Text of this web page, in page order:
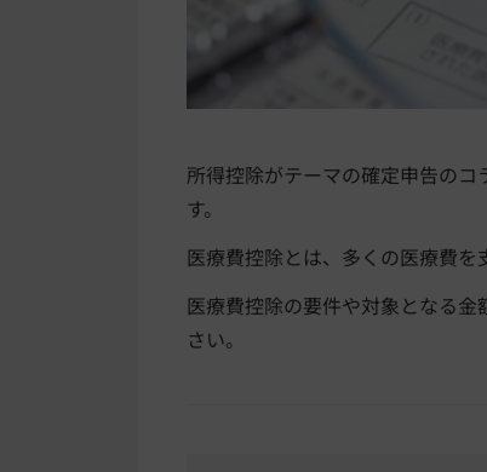
所得控除がテーマの確定申告の
す。
医療費控除とは、多くの医療費を
医療費控除の要件や対象となる
さい。